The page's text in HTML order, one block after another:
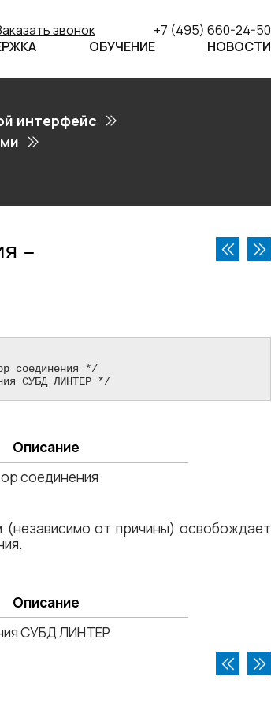
звонок
+7 (495) 660-24-50
ОБУЧЕНИЕ НОВОСТИ
интерфейс
–
СУБД ЛИНТЕР */
Описание
соединения
от причины) освобождает
Описание
СУБД ЛИНТЕР